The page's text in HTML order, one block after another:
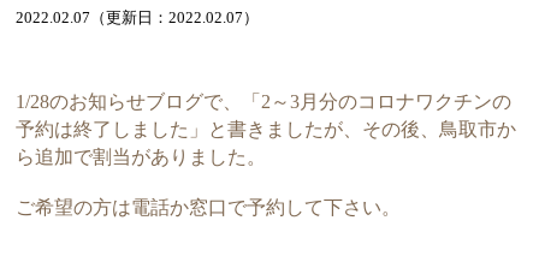
2022.02.07（更新日：2022.02.07）
1/28のお知らせブログで、「2～3月分のコロナワクチンの
予約は終了しました」と書きましたが、その後、鳥取市か
ら追加で割当がありました。
ご希望の方は電話か窓口で予約して下さい。